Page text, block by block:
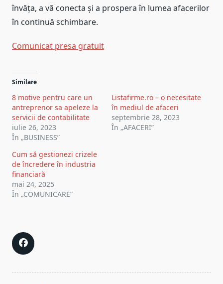
învăța, a vă conecta și a prospera în lumea afacerilor
în continuă schimbare.
Navigare
în
articole
Comunicat presa gratuit
Similare
8 motive pentru care un
antreprenor sa apeleze la
servicii de contabilitate
iulie 26, 2023
În „BUSINESS”
Listafirme.ro – o necesitate
în mediul de afaceri
septembrie 28, 2023
În „AFACERI”
Cum să gestionezi crizele
de încredere în industria
financiară
mai 24, 2025
În „COMUNICARE”